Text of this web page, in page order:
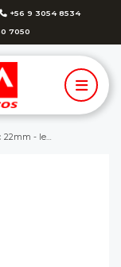
+56 9 3054 8534
7050
- lexo